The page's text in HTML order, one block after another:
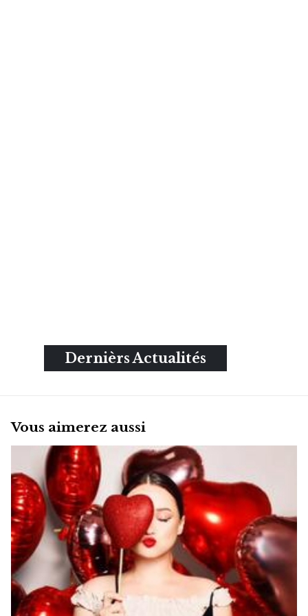
Dernièrs Actualités
Vous aimerez aussi